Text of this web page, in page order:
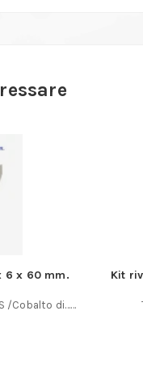
6 x 60 mm.
/Cobalto di……
Kit